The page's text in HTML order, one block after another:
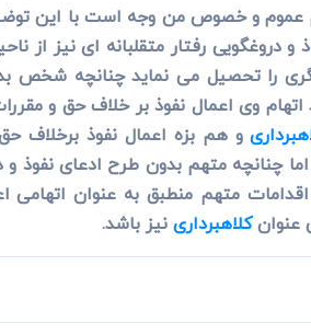
عموم و خصوص من وجه است با این
و دروغگویی رفتار متقلبانه ای نیز
را تحصیل می نماید چنانچه شخص
وی اعمال نفوذ بر خلاف حق و
و هم بزه اعمال نفوذ برخلاف
چنانچه متهم بدون طرح ادعای نفوذ و
متهم منطبق به عنوان
عنوانکلاهبردارینیز باشد.